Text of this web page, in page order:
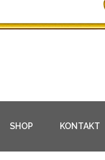
SHOP KONTAKT